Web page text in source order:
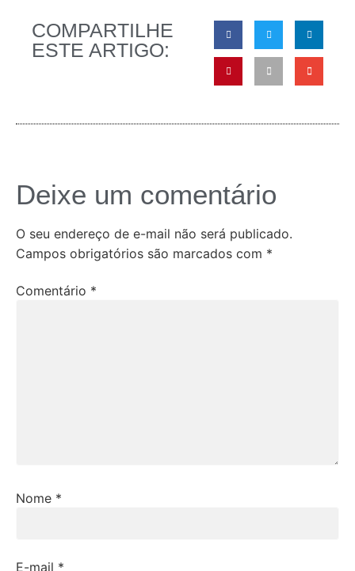
COMPARTILHE
ESTE ARTIGO:
Deixe um comentário
O seu endereço de e-mail não será publicado.
Campos obrigatórios são marcados com *
Comentário *
Nome *
E-mail *